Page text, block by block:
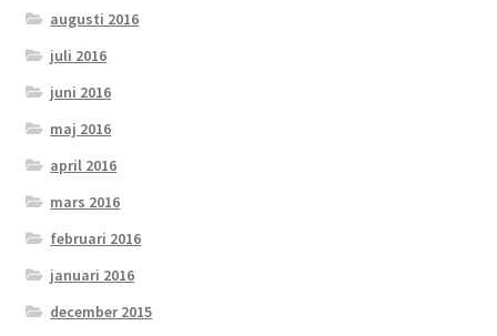
augusti 2016
juli 2016
juni 2016
maj 2016
april 2016
mars 2016
februari 2016
januari 2016
december 2015